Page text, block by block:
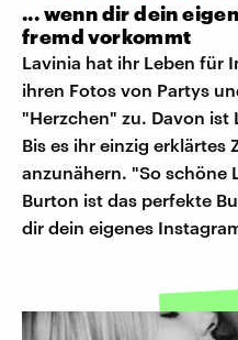
... wenn dir dein
fremd vorkommt
Lavinia hat ihr Leben für
ihren Fotos von Partys
"Herzchen" zu. Davon
Bis es ihr einzig erklärtes
anzunähern. "So schöne
Burton ist das perfekte
dir dein eigenes